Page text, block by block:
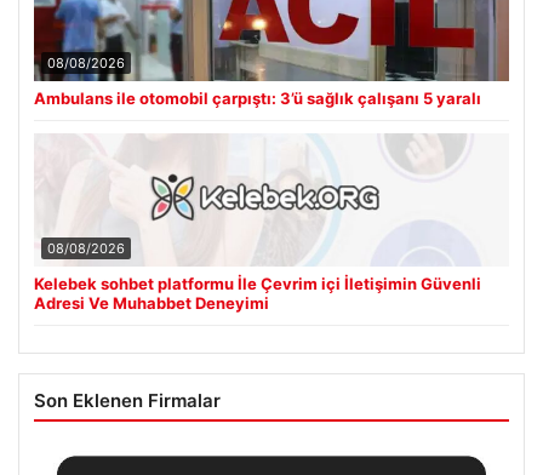
08/08/2026
Ambulans ile otomobil çarpıştı: 3’ü sağlık çalışanı 5 yaralı
08/08/2026
Kelebek sohbet platformu İle Çevrim içi İletişimin Güvenli
Adresi Ve Muhabbet Deneyimi
Son Eklenen Firmalar